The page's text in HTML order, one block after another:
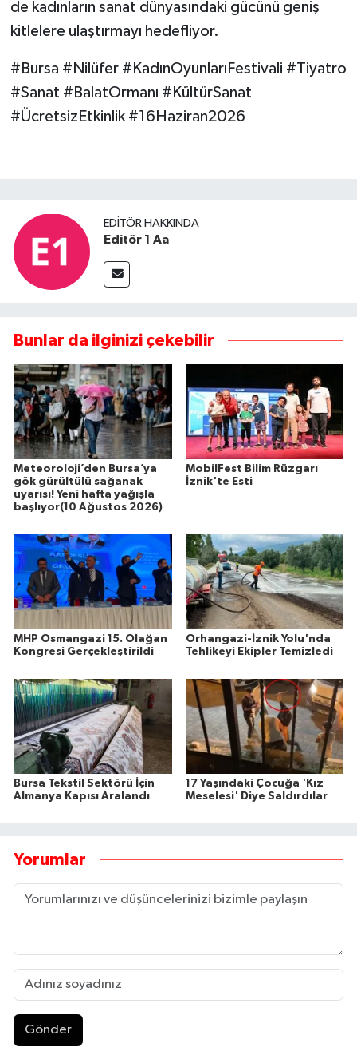
de kadınların sanat dünyasındaki gücünü geniş
kitlelere ulaştırmayı hedefliyor.
#Bursa #Nilüfer #KadınOyunlarıFestivali #Tiyatro
#Sanat #BalatOrmanı #KültürSanat
#ÜcretsizEtkinlik #16Haziran2026
EDITÖR HAKKINDA
Editör 1 Aa
Bunlar da ilginizi çekebilir
Meteoroloji’den Bursa’ya
gök gürültülü sağanak
uyarısı! Yeni hafta yağışla
başlıyor(10 Ağustos 2026)
MobilFest Bilim Rüzgarı
İznik'te Esti
MHP Osmangazi 15. Olağan
Kongresi Gerçekleştirildi
Orhangazi-İznik Yolu'nda
Tehlikeyi Ekipler Temizledi
Bursa Tekstil Sektörü İçin
Almanya Kapısı Aralandı
17 Yaşındaki Çocuğa 'Kız
Meselesi' Diye Saldırdılar
Yorumlar
Gönder